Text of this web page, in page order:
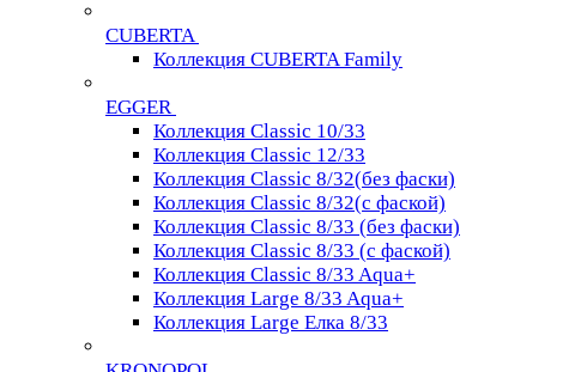
CUBERTA
Коллекция CUBERTA Family
EGGER
Коллекция Classic 10/33
Коллекция Classic 12/33
Коллекция Classic 8/32(без фаски)
Коллекция Classic 8/32(с фаской)
Коллекция Classic 8/33 (без фаски)
Коллекция Classic 8/33 (с фаской)
Коллекция Classic 8/33 Aqua+
Коллекция Large 8/33 Aqua+
Коллекция Large Елка 8/33